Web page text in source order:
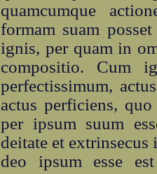
quamcumque
formam suam
ignis, per quam in
compositio. Cum
perfectissimum,
actus perficiens,
per ipsum suum
deitate et
deo ipsum esse